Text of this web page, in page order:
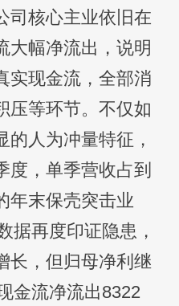
司核心主业依旧在
大幅净流出，说明
实现金流，全部消
压等环节。不仅如
的人为冲量特征，
度，单季营收占到
年末保壳突击业
据再度印证隐患，
长，但归母净利继
金流净流出8322